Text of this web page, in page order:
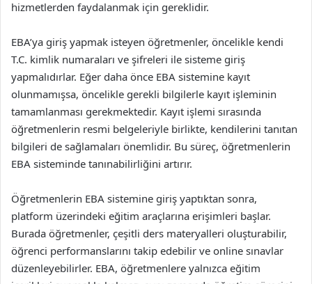
hizmetlerden faydalanmak için gereklidir.
EBA’ya giriş yapmak isteyen öğretmenler, öncelikle kendi
T.C. kimlik numaraları ve şifreleri ile sisteme giriş
yapmalıdırlar. Eğer daha önce EBA sistemine kayıt
olunmamışsa, öncelikle gerekli bilgilerle kayıt işleminin
tamamlanması gerekmektedir. Kayıt işlemi sırasında
öğretmenlerin resmi belgeleriyle birlikte, kendilerini tanıtan
bilgileri de sağlamaları önemlidir. Bu süreç, öğretmenlerin
EBA sisteminde tanınabilirliğini artırır.
Öğretmenlerin EBA sistemine giriş yaptıktan sonra,
platform üzerindeki eğitim araçlarına erişimleri başlar.
Burada öğretmenler, çeşitli ders materyalleri oluşturabilir,
öğrenci performanslarını takip edebilir ve online sınavlar
düzenleyebilirler. EBA, öğretmenlere yalnızca eğitim